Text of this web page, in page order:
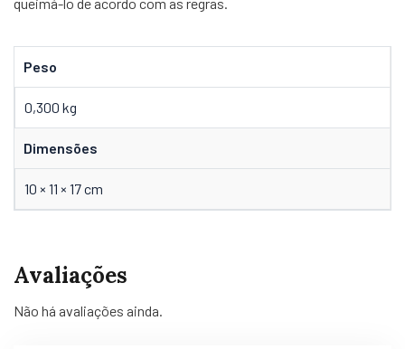
Peso
0,300 kg
Dimensões
10 × 11 × 17 cm
Avaliações
Não há avaliações ainda.